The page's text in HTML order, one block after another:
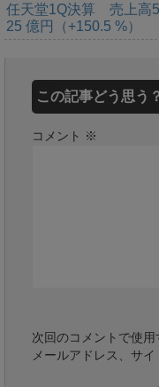
任天堂1Q決算 売上高
25 億円（+150.5 %）
この記事どう思う
コメント ※
次回のコメントで使用
メールアドレス、サイ